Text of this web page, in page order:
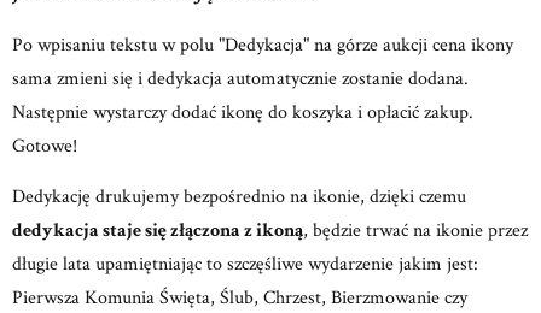
Po wpisaniu tekstu w polu "Dedykacja" na górze aukcji cena ikony
sama zmieni się i dedykacja automatycznie zostanie dodana.
Następnie wystarczy dodać ikonę do koszyka i opłacić zakup.
Gotowe!
Dedykację drukujemy bezpośrednio na ikonie, dzięki czemu
dedykacja staje się złączona z ikoną, będzie trwać na ikonie przez
długie lata upamiętniając to szczęśliwe wydarzenie jakim jest:
Pierwsza Komunia Święta, Ślub, Chrzest, Bierzmowanie czy